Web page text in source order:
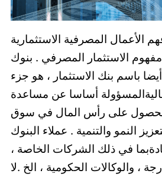
الأعمال المصرفية الاستثمارية
مفهوم الاستثمار المصرفي . بنوك
باسم بنك الاستثمار ، هو جزء
أساسا عن مساعدة
على رأس المال في سوق
النمو والتنمية . عملاء البنوك
في ذلك الشركات الخاصة ،
، والوكالات الحكومية ، الخ .لا